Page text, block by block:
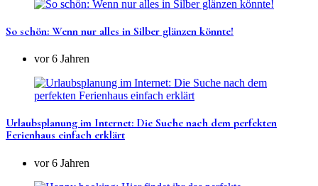
So schön: Wenn nur alles in Silber glänzen könnte!
vor 6 Jahren
Urlaubsplanung im Internet: Die Suche nach dem perfekten
Ferienhaus einfach erklärt
vor 6 Jahren